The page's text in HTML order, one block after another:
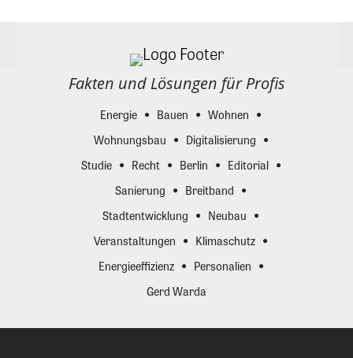
Fakten und Lösungen für Profis
Energie Bauen
Wohnen
Wohnungsbau
Digitalisierung
Studie
Recht Berlin
Editorial
Sanierung
Breitband
Stadtentwicklung
Neubau
Veranstaltungen
Klimaschutz
Energieeffizienz
Personalien
Gerd Warda